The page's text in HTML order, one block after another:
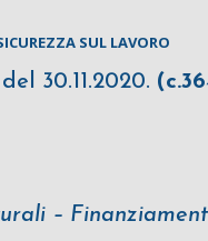
SUL LAVORO
30.11.2020.
–